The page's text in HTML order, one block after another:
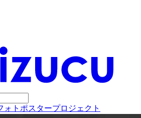
ォトポスタープロジェクト